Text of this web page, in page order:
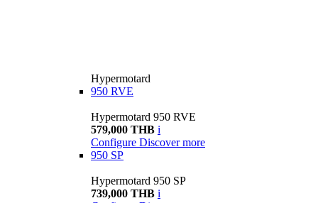
Hypermotard
950 RVE
Hypermotard 950 RVE
579,000 THB i
Configure Discover more
950 SP
Hypermotard 950 SP
739,000 THB i